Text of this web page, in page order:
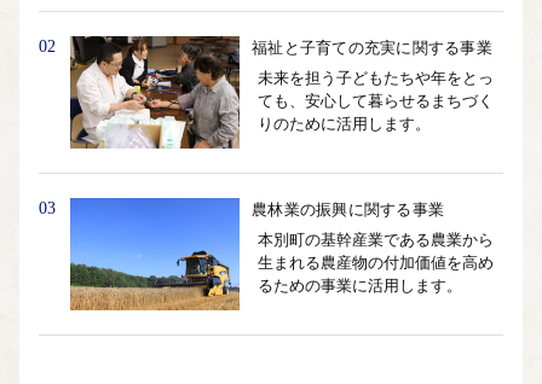
02
福祉と子育ての充実に関する事業
未来を担う子どもたちや年をとっ
ても、安心して暮らせるまちづく
りのために活用します。
03
農林業の振興に関する事業
本別町の基幹産業である農業から
生まれる農産物の付加価値を高め
るための事業に活用します。